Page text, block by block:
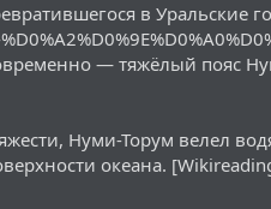
в Уральские
— тяжёлый пояс
Нуми-Торум велел
океана.